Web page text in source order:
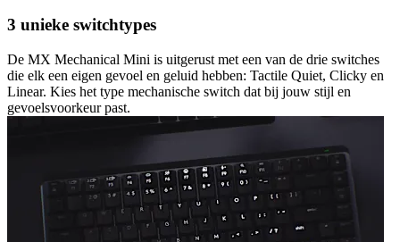
3 unieke switchtypes
De MX Mechanical Mini is uitgerust met een van de drie switches
die elk een eigen gevoel en geluid hebben: Tactile Quiet, Clicky en
Linear. Kies het type mechanische switch dat bij jouw stijl en
gevoelsvoorkeur past.